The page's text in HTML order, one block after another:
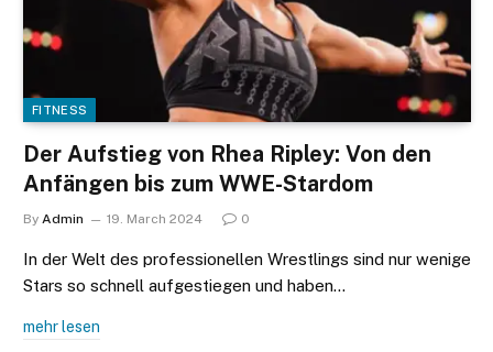
FITNESS
Der Aufstieg von Rhea Ripley: Von den
Anfängen bis zum WWE-Stardom
By Admin 19. March 2024 0
In der Welt des professionellen Wrestlings sind nur wenige
Stars so schnell aufgestiegen und haben…
mehr lesen